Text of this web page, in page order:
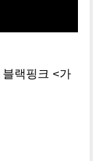
블랙핑크 <가